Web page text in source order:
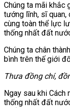
Chúng ta mãi khắc
tướng lĩnh, sĩ quan,
cùng toàn thể lực
thống nhất đất
Chúng ta chân
bình trên thế giới
Thưa đồng chí,
Ngay sau khi
thống nhất đất